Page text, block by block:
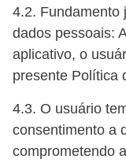
4.2. Fundamento
dados pessoais:
aplicativo, o
presente Política
4.3. O usuário
consentimento a
comprometendo